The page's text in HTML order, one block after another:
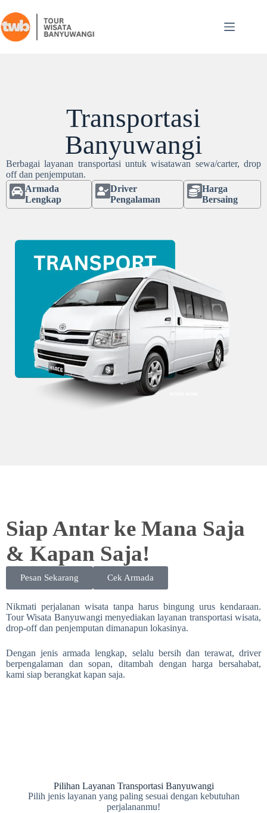
Transportasi
Banyuwangi
Berbagai layanan transportasi untuk wisatawan sewa/carter, drop
off dan penjemputan.
Armada
Lengkap
Driver
Pengalaman
Harga
Bersaing
Siap Antar ke Mana Saja
& Kapan Saja!
Pesan Sekarang Cek Armada
Nikmati perjalanan wisata tanpa harus bingung urus kendaraan.
Tour Wisata Banyuwangi menyediakan layanan transportasi wisata,
drop-off dan penjemputan dimanapun lokasinya.
Dengan jenis armada lengkap, selalu bersih dan terawat, driver
berpengalaman dan sopan, ditambah dengan harga bersahabat,
kami siap berangkat kapan saja.
Pilihan Layanan Transportasi Banyuwangi
Pilih jenis layanan yang paling sesuai dengan kebutuhan
perjalananmu!